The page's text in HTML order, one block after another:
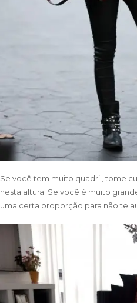
Se você tem muito quadril, tome
nesta altura. Se você é muito
uma certa proporção para não te